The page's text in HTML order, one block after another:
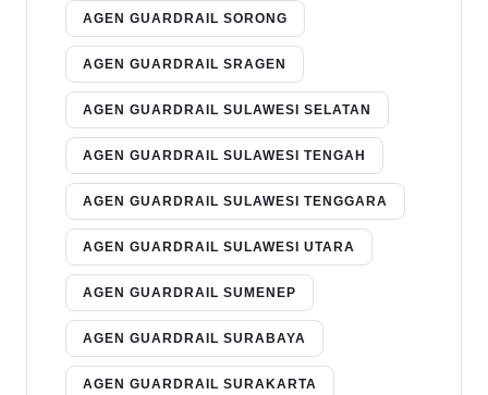
AGEN GUARDRAIL SORONG
AGEN GUARDRAIL SRAGEN
AGEN GUARDRAIL SULAWESI SELATAN
AGEN GUARDRAIL SULAWESI TENGAH
AGEN GUARDRAIL SULAWESI TENGGARA
AGEN GUARDRAIL SULAWESI UTARA
AGEN GUARDRAIL SUMENEP
AGEN GUARDRAIL SURABAYA
AGEN GUARDRAIL SURAKARTA